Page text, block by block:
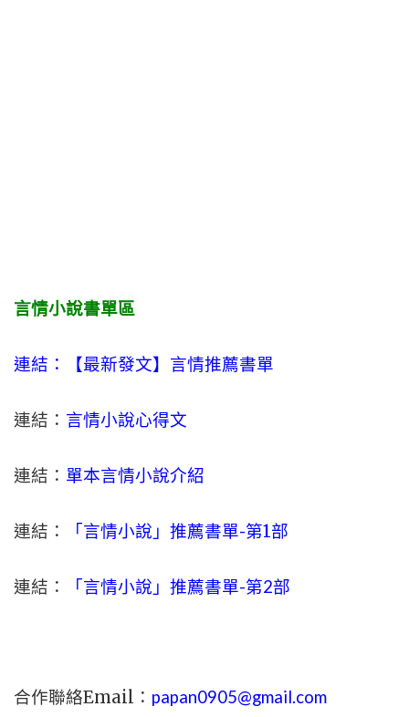
言情小說書單區
連結：【最新發文】 言情推薦書單
連結： 言情小說心得文
連結： 單本言情小說介紹
連結： 「言情小說」推薦書單-第1部
連結： 「言情小說」推薦書單-第2部
合作聯絡Email： papan0905@gmail.com